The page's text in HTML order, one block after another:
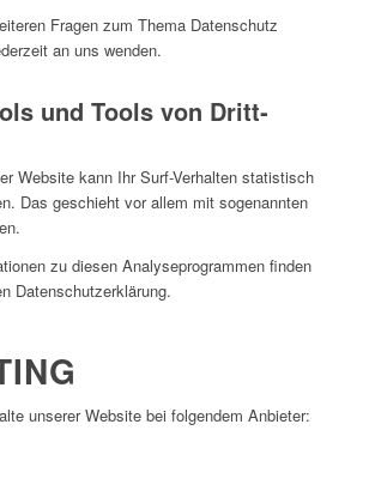
Fragen zum Thema Datenschutz
an uns wenden.
und Tools von Dritt­
Website kann Ihr Surf-Verhalten statistisch
Das geschieht vor allem mit sogenannten
zu diesen Analyseprogrammen finden
Datenschutzerklärung.
unserer Website bei folgendem Anbieter: